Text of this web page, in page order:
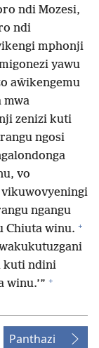
ndi Mozesi,
ndi
mphonji
yawu
aŵikengemu
mwa
zenizi kuti
ngosi
vo
ngangu
Chiuta winu. +
kuti ndini
winu.’” +
Panthazi